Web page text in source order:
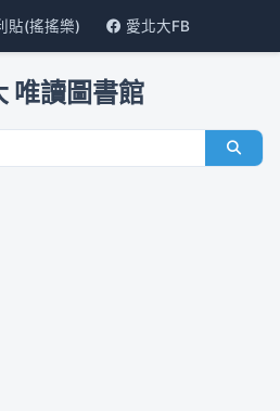
貼(搖搖樂) 愛北大FB
唯讀圖書館